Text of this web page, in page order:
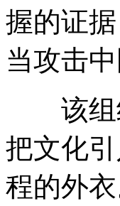
握的证
当攻击
该组织
把文化
程的外衣